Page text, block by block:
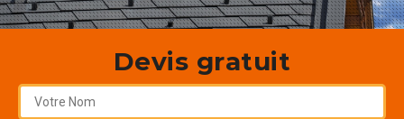
Devis gratuit